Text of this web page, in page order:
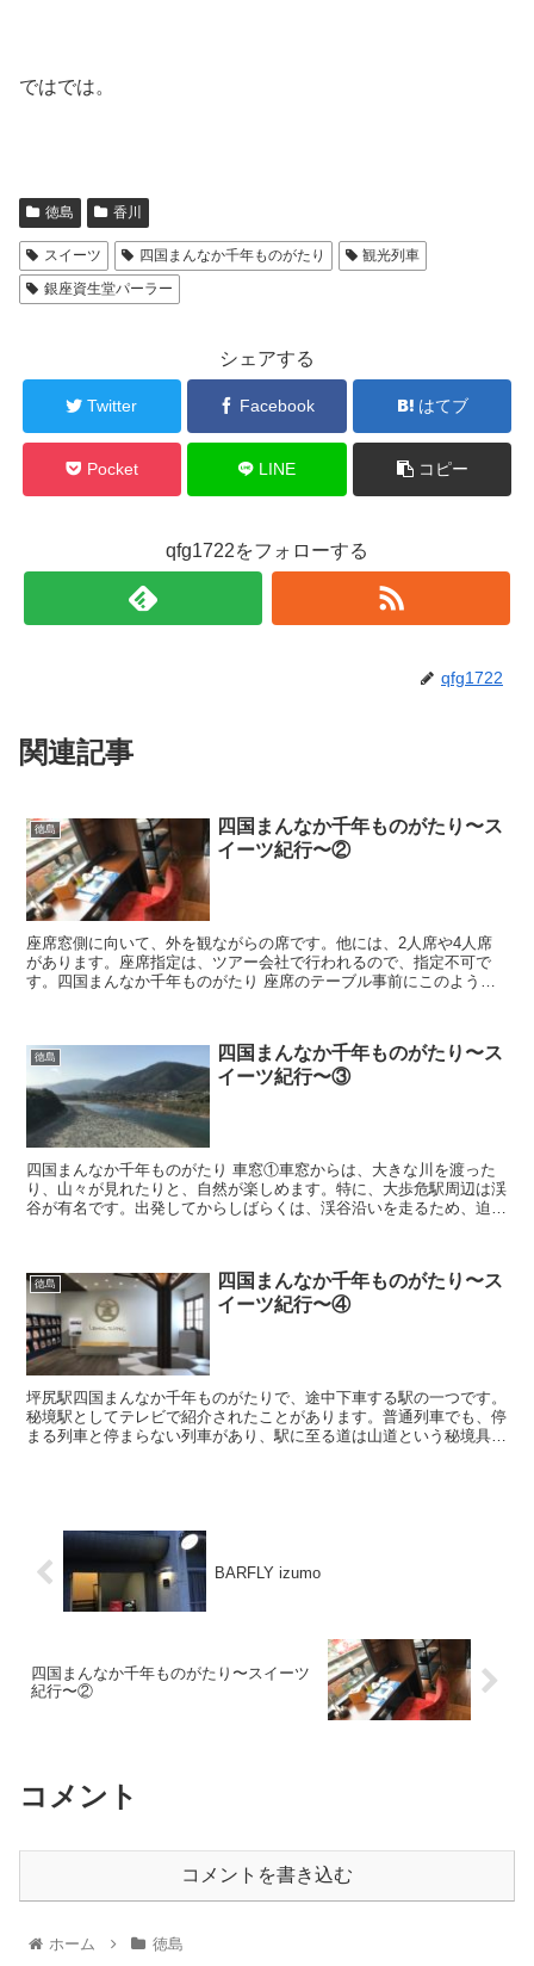
ではでは。
徳島 香川
スイーツ 四国まんなか千年ものがたり
観光列車
銀座資生堂パーラー
シェアする
Twitter Facebook はてブ
Pocket LINE コピー
qfg1722をフォローする
qfg1722
関連記事
徳島
四国まんなか千年ものがたり〜ス
イーツ紀行〜②
座席窓側に向いて、外を観ながらの席です。他には、2人席や4人席
があります。座席指定は、ツアー会社で行われるので、指定不可で
す。四国まんなか千年ものがたり 座席のテーブル事前にこのように
徳島
四国まんなか千年ものがたり〜ス
イーツ紀行〜③
四国まんなか千年ものがたり 車窓①車窓からは、大きな川を渡った
り、山々が見れたりと、自然が楽しめます。特に、大歩危駅周辺は渓
谷が有名です。出発してからしばらくは、渓谷沿いを走るため、迫力
徳島
四国まんなか千年ものがたり〜ス
イーツ紀行〜④
坪尻駅四国まんなか千年ものがたりで、途中下車する駅の一つです。
秘境駅としてテレビで紹介されたことがあります。普通列車でも、停
まる列車と停まらない列車があり、駅に至る道は山道という秘境具合
BARFLY izumo
四国まんなか千年ものがたり〜スイーツ
紀行〜②
コメント
コメントを書き込む
ホーム 徳島